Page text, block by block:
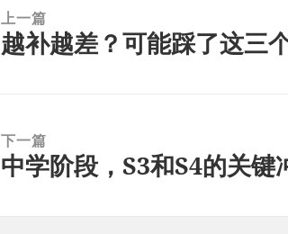
上一篇
上
越补越差？可能踩了这三
下一篇
下
中学阶段，S3和S4的关键